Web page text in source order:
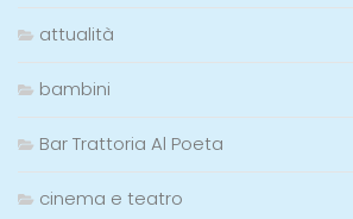
attualità
bambini
Bar Trattoria Al Poeta
cinema e teatro